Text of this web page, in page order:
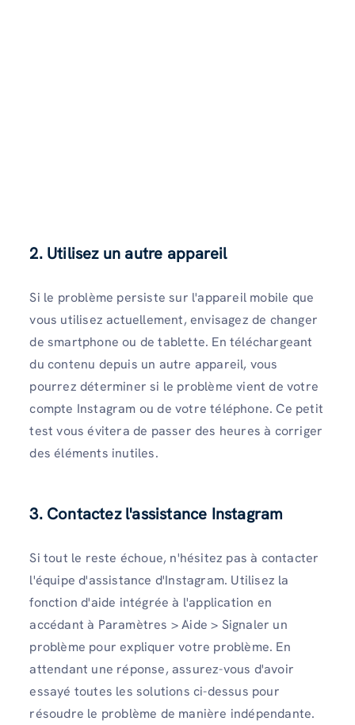
2. Utilisez un autre appareil
Si le problème persiste sur l'appareil mobile que
vous utilisez actuellement, envisagez de changer
de smartphone ou de tablette. En téléchargeant
du contenu depuis un autre appareil, vous
pourrez déterminer si le problème vient de votre
compte Instagram ou de votre téléphone. Ce petit
test vous évitera de passer des heures à corriger
des éléments inutiles.
3. Contactez l'assistance Instagram
Si tout le reste échoue, n'hésitez pas à contacter
l'équipe d'assistance d'Instagram. Utilisez la
fonction d'aide intégrée à l'application en
accédant à Paramètres > Aide > Signaler un
problème pour expliquer votre problème. En
attendant une réponse, assurez-vous d'avoir
essayé toutes les solutions ci-dessus pour
résoudre le problème de manière indépendante.